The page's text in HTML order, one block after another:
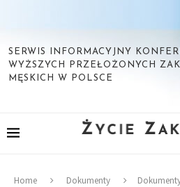
SERWIS INFORMACYJNY
WYŻSZYCH PRZEŁOŻONYCH
MĘSKICH W POLSCE
Home Dokumenty